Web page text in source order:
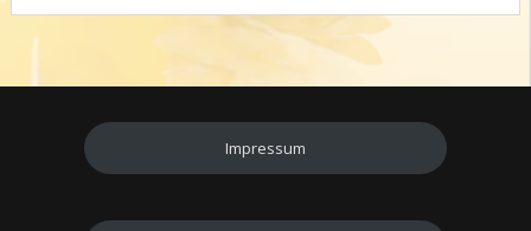
Impressum